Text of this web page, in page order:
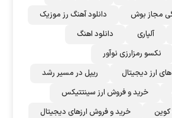
مجاز بوش
دانلود آهنگ رز‌ موزیک
آلپاری
دانلود اهنگ
نکسو رمزارزی نوآور
ارز دیجیتال
ریپل در مسیر رشد
خرید و فروش ارز سینتتیکس
خرید و فروش ارزهای دیجیتال